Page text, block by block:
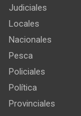
Judiciales
Locales
Nacionales
Pesca
Policiales
Política
Provinciales